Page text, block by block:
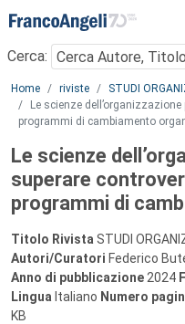
Menu
Cerca:
Main content
Home riviste STUDI
Le scienze
programmi di cambiamento
Le scienze
superare
programmi di
Titolo Rivista STUDI
Autori/Curatori Federico
Anno di pubblicazione 2024
Lingua Italiano Numero
KB